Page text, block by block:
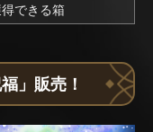
できる箱
」販売！